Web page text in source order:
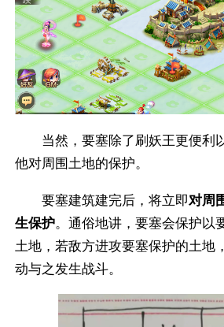
当然，要塞除了刷妖王更便利
他对周围土地的保护。
要塞建筑建完后，将立即对周
生保护。通俗地讲，要塞会保护以
土地，若敌方进攻要塞保护的土地
动与之发生战斗。